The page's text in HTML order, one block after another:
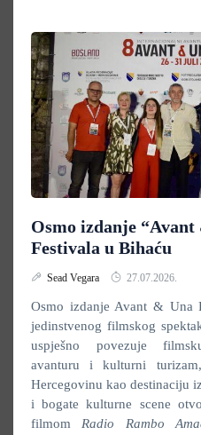
Osmo izdanje
Festivala u Bihaću
Sead Vegara 27.07.2026.
Osmo izdanje Avant & Una
jedinstvenog filmskog
uspješno povezuje
avanturu i kulturni
Hercegovinu kao destinaciju
i bogate kulturne scene
filmom Radio Rambo